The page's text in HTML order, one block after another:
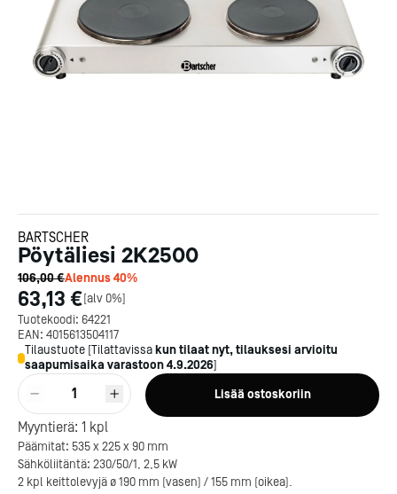
BARTSCHER
Pöytäliesi 2K2500
106,00 €Alennus40%
63,13 €[alv 0%]
Tuotekoodi: 64221
EAN: 4015613504117
Tilaustuote [Tilattavissa kun tilaat nyt, tilauksesi arvioitu
saapumisaika varastoon4.9.2026]
1 Lisää ostoskoriin
Myyntierä: 1 kpl
Päämitat: 535 x 225 x 90 mm
Sähköliitäntä: 230/50/1, 2,5 kW
2 kpl keittolevyjä ø 190 mm (vasen) / 155 mm (oikea).